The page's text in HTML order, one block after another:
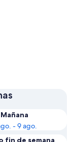
Mañana
- 9 ago.
fin de semana